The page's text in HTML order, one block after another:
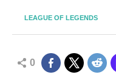
LEAGUE OF LEGENDS
0